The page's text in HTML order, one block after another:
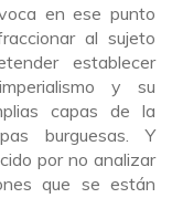
en ese punto
al sujeto
establecer
y su
capas de la
burguesas. Y
por no analizar
que se están